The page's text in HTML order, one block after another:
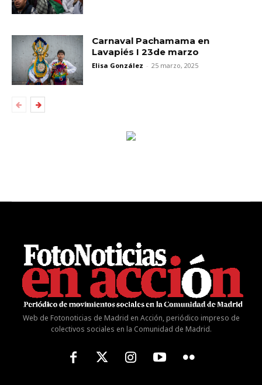
Carnaval Pachamama en
Lavapiés I 23de marzo
Elisa González - 25 marzo, 2025
Web de Fotonoticias de Madrid en Acción, periódico impreso de
colectivos sociales en la Comunidad de Madrid.